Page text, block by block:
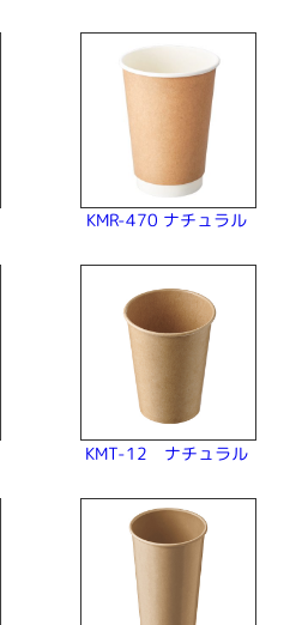
KMR-470 ナチュラル
KMT-12 ナチュラル